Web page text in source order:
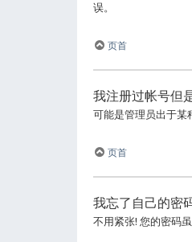
误。
页首
我注册过帐号但
可能是管理员出于某
页首
我忘了自己的密
不用紧张! 您的密码